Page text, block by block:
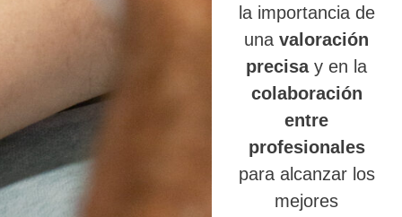
la importancia de
unavaloración
precisay en la
colaboración
entre
profesionales
para alcanzar los
mejores